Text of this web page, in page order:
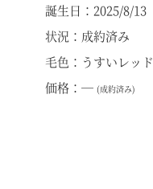
誕生日：2025/8/13
状況：成約済み
毛色：うすいレッド
価格：― (成約済み)